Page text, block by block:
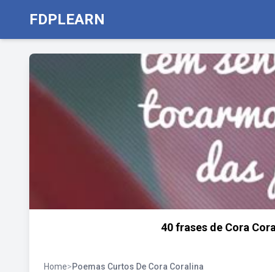
FDPLEARN
40 frases de Cora
Home>Poemas Curtos De Cora Coralina